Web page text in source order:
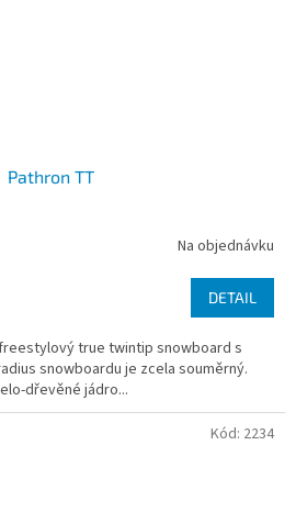
Pathron TT
Na objednávku
DETAIL
true twintip snowboard s
snowboardu je zcela souměrný.
dřevěné jádro...
Kód: 2234